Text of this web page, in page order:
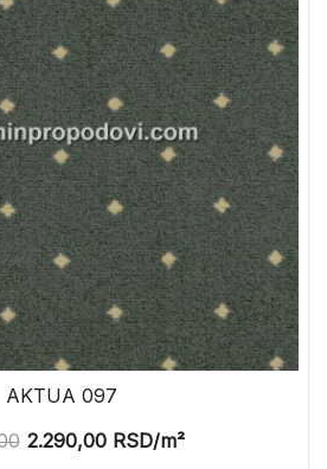
AKTUA 097
2.290,00RSD/m²